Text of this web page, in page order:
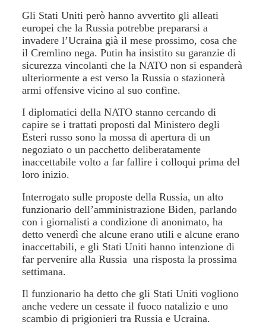
Gli Stati Uniti però hanno avvertito gli alleati
europei che la Russia potrebbe prepararsi a
invadere l’Ucraina già il mese prossimo, cosa che
il Cremlino nega. Putin ha insistito su garanzie di
sicurezza vincolanti che la NATO non si espanderà
ulteriormente a est verso la Russia o stazionerà
armi offensive vicino al suo confine.
I diplomatici della NATO stanno cercando di
capire se i trattati proposti dal Ministero degli
Esteri russo sono la mossa di apertura di un
negoziato o un pacchetto deliberatamente
inaccettabile volto a far fallire i colloqui prima del
loro inizio.
Interrogato sulle proposte della Russia, un alto
funzionario dell’amministrazione Biden, parlando
con i giornalisti a condizione di anonimato, ha
detto venerdì che alcune erano utili e alcune erano
inaccettabili, e gli Stati Uniti hanno intenzione di
far pervenire alla Russia una risposta la prossima
settimana.
Il funzionario ha detto che gli Stati Uniti vogliono
anche vedere un cessate il fuoco natalizio e uno
scambio di prigionieri tra Russia e Ucraina.